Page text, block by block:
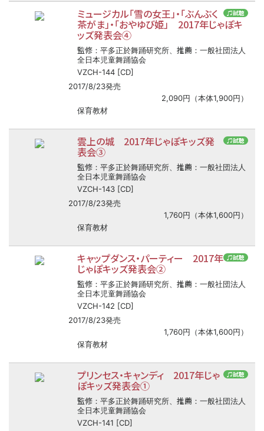
♫試聴
ミュージカル「雪の女王」・「ぶんぶく
茶がま」・「おやゆび姫」 2017年じゃぽキ
ッズ発表会④
監修 ：平多正於舞踊研究所、 推薦 ：一般社団法人
全日本児童舞踊協会
VZCH-144 [CD]
2017/8/23発売
2,090円（本体1,900円）
保育教材
♫試聴
雲上の城 2017年じゃぽキッズ発
表会③
監修 ：平多正於舞踊研究所、 推薦 ：一般社団法人
全日本児童舞踊協会
VZCH-143 [CD]
2017/8/23発売
1,760円（本体1,600円）
保育教材
♫試聴
キャップダンス・パーティー 2017年
じゃぽキッズ発表会②
監修 ：平多正於舞踊研究所、 推薦 ：一般社団法人
全日本児童舞踊協会
VZCH-142 [CD]
2017/8/23発売
1,760円（本体1,600円）
保育教材
♫試聴
プリンセス・キャンディ 2017年じゃ
ぽキッズ発表会①
監修 ：平多正於舞踊研究所、 推薦 ：一般社団法人
全日本児童舞踊協会
VZCH-141 [CD]